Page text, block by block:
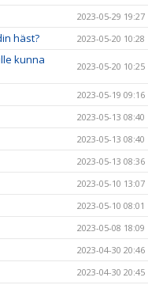
2023-05-29 19:27
häst? 2023-05-20 10:28
kunna
2023-05-20 10:25
2023-05-19 09:16
2023-05-13 08:40
2023-05-13 08:40
2023-05-13 08:36
2023-05-10 13:07
2023-05-10 08:01
2023-05-08 18:09
2023-04-30 20:46
2023-04-30 20:45